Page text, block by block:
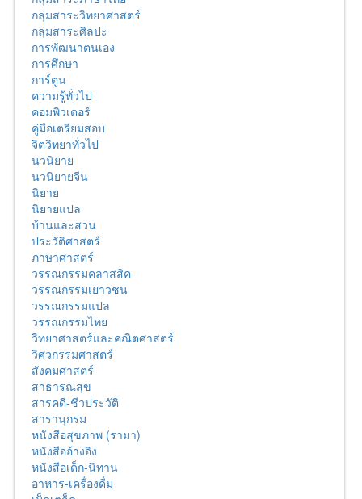
กลุ่มสาระวิทยาศาสตร์
กลุ่มสาระศิลปะ
การพัฒนาตนเอง
การศึกษา
การ์ตูน
ความรู้ทั่วไป
คอมพิวเตอร์
คู่มือเตรียมสอบ
จิตวิทยาทั่วไป
นวนิยาย
นวนิยายจีน
นิยาย
นิยายแปล
บ้านและสวน
ประวัติศาสตร์
ภาษาศาสตร์
วรรณกรรมคลาสสิค
วรรณกรรมเยาวชน
วรรณกรรมแปล
วรรณกรรมไทย
วิทยาศาสตร์และคณิตศาสตร์
วิศวกรรมศาสตร์
สังคมศาสตร์
สาธารณสุข
สารคดี-ชีวประวัติ
สารานุกรม
หนังสือสุขภาพ (รามา)
หนังสืออ้างอิง
หนังสือเด็ก-นิทาน
อาหาร-เครื่องดื่ม